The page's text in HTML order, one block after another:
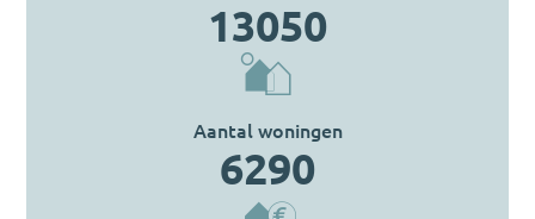
13050
Aantal woningen
6290